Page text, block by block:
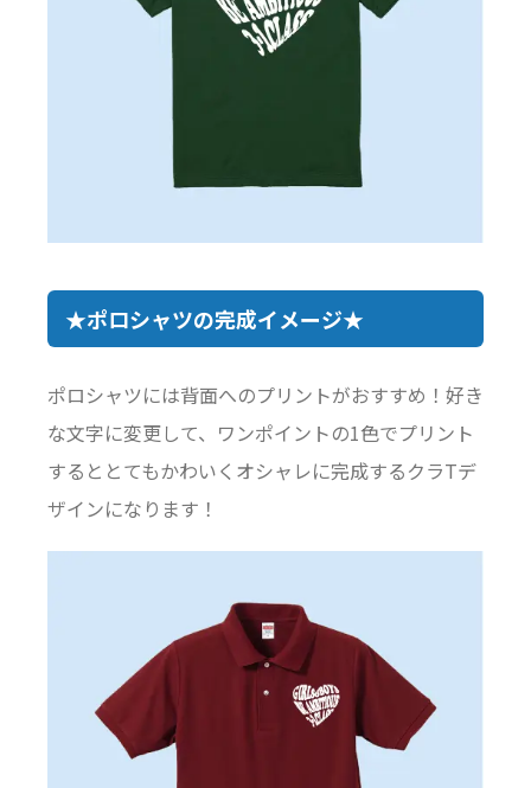
★ポロシャツの完成イメージ★
ポロシャツには背面へのプリントがおすすめ！好き
な文字に変更して、ワンポイントの1色でプリント
するととてもかわいくオシャレに完成するクラTデ
ザインになります！